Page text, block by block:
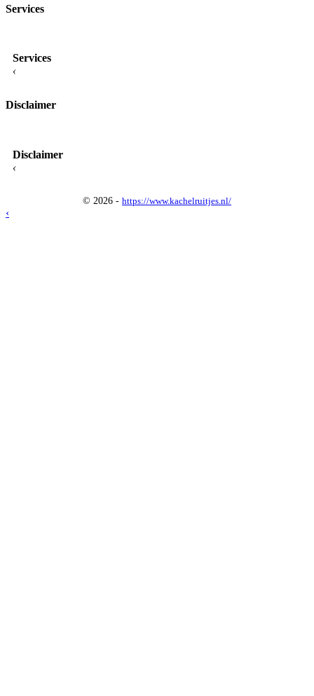
Services
Services
‹
Disclaimer
Disclaimer
‹
© 2026 - https://www.kachelruitjes.nl/
‹